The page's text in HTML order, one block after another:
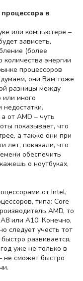
в
или компьютере –
зависеть,
(более
энергии
процессоров
они Вам тоже
разницы между
или иного
недостатки.
от AMD – чуть
показывает, что
а также они при
лет, показали, что
обеспечить
о ноутбуках,
от Intel,
типа: Core
AMD, то
или A10. Конечно,
следует учесть тот
развивается,
уже не только в
не сможет быстро